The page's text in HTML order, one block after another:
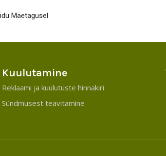
Mäetagusel
Kuulutamine
Reklaami ja kuulutuste hinnakiri
Sündmusest teavitamine